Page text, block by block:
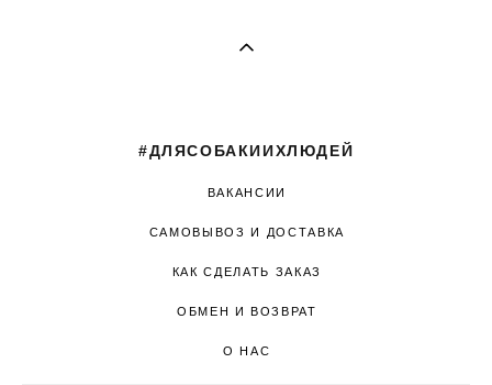
#ДЛЯСОБАКИИХЛЮДЕЙ
ВАКАНСИИ
САМОВЫВОЗ И ДОСТАВКА
КАК СДЕЛАТЬ ЗАКАЗ
ОБМЕН И ВОЗВРАТ
О НАС